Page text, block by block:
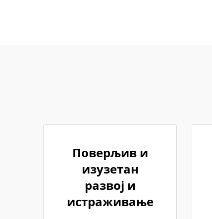
Поверљив и
изузетан
развој и
истраживање